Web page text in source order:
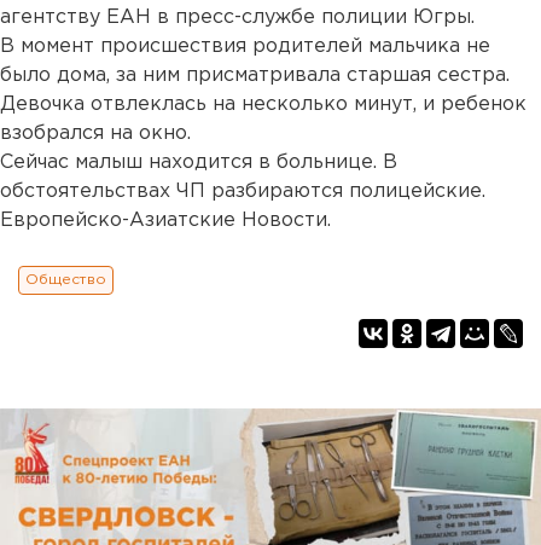
агентству ЕАН в пресс-службе полиции Югры.
В момент происшествия родителей мальчика не
было дома, за ним присматривала старшая сестра.
Девочка отвлеклась на несколько минут, и ребенок
взобрался на окно.
Сейчас малыш находится в больнице. В
обстоятельствах ЧП разбираются полицейские.
Европейско-Азиатские Новости.
Общество